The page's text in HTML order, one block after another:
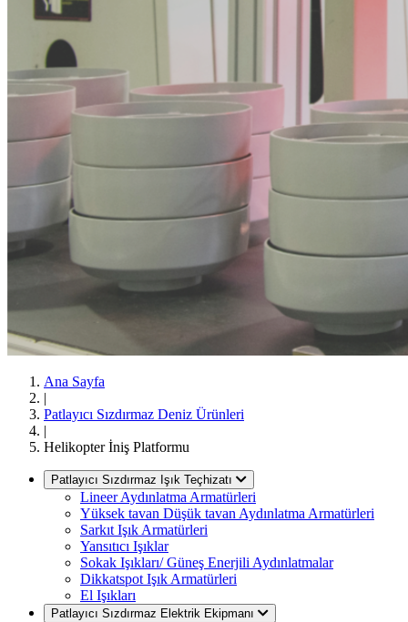
Ana Sayfa
|
Patlayıcı Sızdırmaz Deniz Ürünleri
|
Helikopter İniş Platformu
Patlayıcı Sızdırmaz Işık Teçhizatı
Lineer Aydınlatma Armatürleri
Yüksek tavan Düşük tavan Aydınlatma Armatürleri
Sarkıt Işık Armatürleri
Yansıtıcı Işıklar
Sokak Işıkları/ Güneş Enerjili Aydınlatmalar
Dikkatspot Işık Armatürleri
El Işıkları
Patlayıcı Sızdırmaz Elektrik Ekipmanı